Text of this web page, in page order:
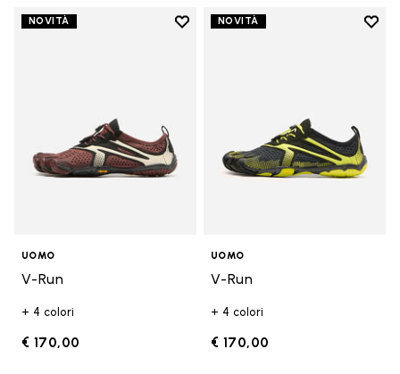
NOVITÀ
Add to wishlist
UOMO
V-Run
+ 4 colori
€ 170,00
NOVITÀ
Add
UOMO
V-Run
+ 4 colori
€ 170,00